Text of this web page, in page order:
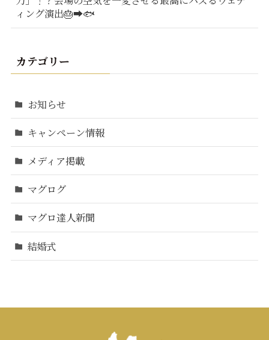
ィング演出🎂➡️🐟
カテゴリー
お知らせ
キャンペーン情報
メディア掲載
マグログ
マグロ達人新聞
結婚式